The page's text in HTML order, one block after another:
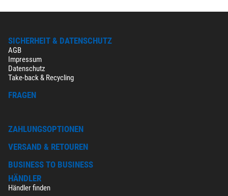
SICHERHEIT & DATENSCHUTZ
AGB
Impressum
Datenschutz
Take-back & Recycling
FRAGEN
ZAHLUNGSOPTIONEN
VERSAND & RETOUREN
BUSINESS TO BUSINESS
HÄNDLER
Händler finden